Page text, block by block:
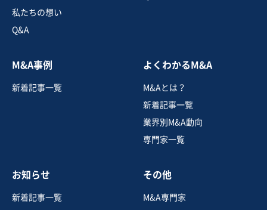
私たちの想い
Q&A
M&A事例
新着記事一覧
よくわかるM&A
M&Aとは？
新着記事一覧
業界別M&A動向
専門家一覧
お知らせ
新着記事一覧
その他
M&A専門家